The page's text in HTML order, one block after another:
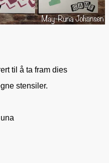
til å ta fram dies
stensiler.